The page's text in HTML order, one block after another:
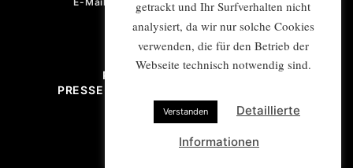
PROJEKTMANAGEMENT/
PRESSE- UND ÖFFENTLICHKEITSARBEIT
E-Mail: info@e-mex.de
getrackt und Ihr Surfverhalten nicht
analysiert, da wir nur solche Cookies
verwenden, die für den Betrieb der
Webseite technisch notwendig sind.
Verstanden Detaillierte
Informationen